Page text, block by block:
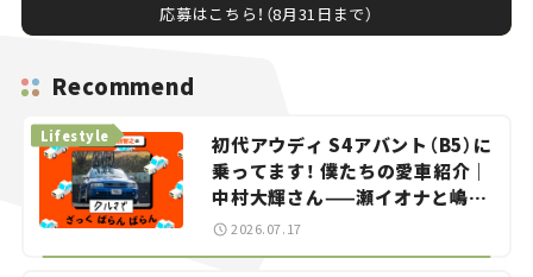
応募はこちら！（8月31日まで）
Recommend
初代アウディ S4アバント（B5）に
乗ってます！ 僕たちの愛車紹介｜
中村大輝さん——瀬イオナと嶋田
智之の「クルマでざっくばらんば
Lifestyle
2026.07.17